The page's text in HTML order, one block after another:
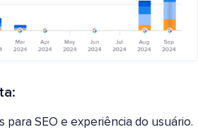
para SEO e experiência do usuário.